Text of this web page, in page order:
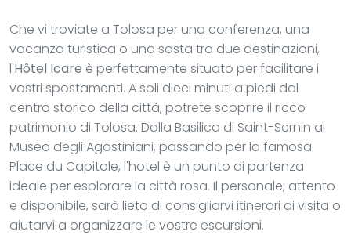
Che vi troviate a Tolosa per una conferenza, una
vacanza turistica o una sosta tra due destinazioni,
l'Hôtel Icare è perfettamente situato per facilitare i
vostri spostamenti. A soli dieci minuti a piedi dal
centro storico della città, potrete scoprire il ricco
patrimonio di Tolosa. Dalla Basilica di Saint-Sernin al
Museo degli Agostiniani, passando per la famosa
Place du Capitole, l'hotel è un punto di partenza
ideale per esplorare la città rosa. Il personale, attento
e disponibile, sarà lieto di consigliarvi itinerari di visita o
aiutarvi a organizzare le vostre escursioni.